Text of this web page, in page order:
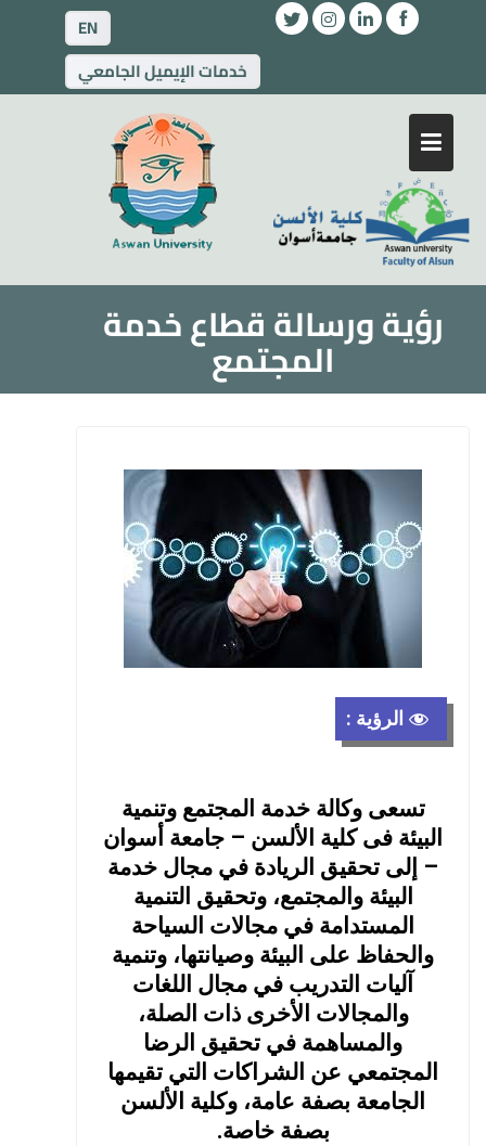
EN
خدمات الإيميل الجامعي
رؤية ورسالة قطاع خدمة
المجتمع
الرؤية :
تسعى وكالة خدمة المجتمع وتنمية
البيئة فى كلية الألسن – جامعة أسوان
– إلى تحقيق الريادة في مجال خدمة
البيئة والمجتمع، وتحقيق التنمية
المستدامة في مجالات السياحة
والحفاظ على البيئة وصيانتها، وتنمية
آليات التدريب في مجال اللغات
والمجالات الأخرى ذات الصلة،
والمساهمة في تحقيق الرضا
المجتمعي عن الشراكات التي تقيمها
الجامعة بصفة عامة، وكلية الألسن
بصفة خاصة.